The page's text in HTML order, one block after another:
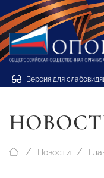
Версия для
Новости